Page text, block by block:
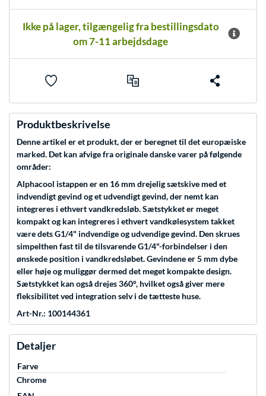
Ikke på lager, tilgængelig fra bestillingsdato
om 7-11 arbejdsdage
Produktbeskrivelse
Denne artikel er et produkt, der er beregnet til det europæiske
marked. Det kan afvige fra originale danske varer på følgende
områder:
Alphacool istappen er en 16 mm drejelig sætskive med et
indvendigt gevind og et udvendigt gevind, der nemt kan
integreres i ethvert vandkredsløb. Sætstykket er meget
kompakt og kan integreres i ethvert vandkølesystem takket
være dets G1/4" indvendige og udvendige gevind. Den skrues
simpelthen fast til de tilsvarende G1/4"-forbindelser i den
ønskede position i vandkredsløbet. Gevindene er 5 mm dybe
eller høje og muliggør dermed det meget kompakte design.
Sætstykket kan også drejes 360°, hvilket også giver mere
fleksibilitet ved integration selv i de tætteste huse.
Art-Nr.: 100144361
Detaljer
Farve
Chrome